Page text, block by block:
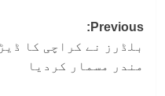
Post
navigation
Previous:
بلڈرز نے کراچی کا
مندر مسمار کردیا